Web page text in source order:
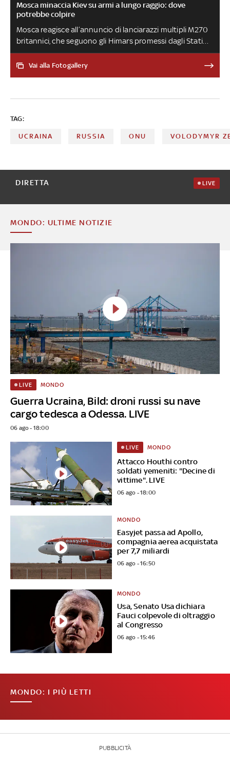
Mosca minaccia Kiev su armi a lungo raggio: dove
potrebbe colpire
Mosca reagisce all’annuncio di lanciarazzi multipli M270
britannici, che seguono gli Himars promessi dagli Stati
Uniti. Il capo della commissione Difesa della Duma,
Kartapolov, ha citato infrastrutture strategiche come
proseguono i combattimenti nel Donbass: secondo
sfondare dall’asse meridionale di Popasna o da quello
Vai alla Fotogallery
TAG:
UCRAINA RUSSIA ONU VOLODYMYR
DIRETTA LIVE
MONDO: ULTIME NOTIZIE
Guerra Ucraina, Bild: droni russi su nave
cargo tedesca a Odessa. LIVE
LIVE MONDO
06 ago - 18:00
Attacco Houthi contro
soldati yemeniti: "Decine di
vittime". LIVE
LIVE MONDO
06 ago - 18:00
Easyjet passa ad Apollo,
compagnia aerea acquistata
per 7,7 miliardi
MONDO
06 ago - 16:50
Usa, Senato Usa dichiara
Fauci colpevole di oltraggio
al Congresso
MONDO
06 ago - 15:46
MONDO: I PIÙ LETTI
PUBBLICITÀ